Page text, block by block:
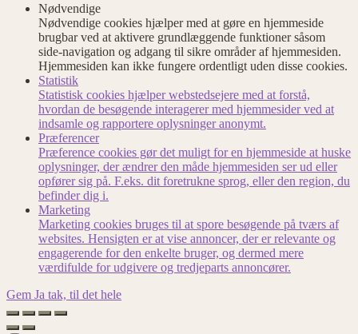
Nødvendige
Nødvendige cookies hjælper med at gøre en hjemmeside
brugbar ved at aktivere grundlæggende funktioner såsom
side-navigation og adgang til sikre områder af hjemmesiden.
Hjemmesiden kan ikke fungere ordentligt uden disse cookies.
Statistik
Statistisk cookies hjælper webstedsejere med at forstå,
hvordan de besøgende interagerer med hjemmesider ved at
indsamle og rapportere oplysninger anonymt.
Præferencer
Præference cookies gør det muligt for en hjemmeside at huske
oplysninger, der ændrer den måde hjemmesiden ser ud eller
opfører sig på. F.eks. dit foretrukne sprog, eller den region, du
befinder dig i.
Marketing
Marketing cookies bruges til at spore besøgende på tværs af
websites. Hensigten er at vise annoncer, der er relevante og
engagerende for den enkelte bruger, og dermed mere
værdifulde for udgivere og tredjeparts annoncører.
Gem Ja tak, til det hele